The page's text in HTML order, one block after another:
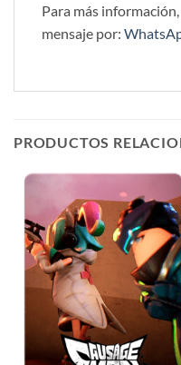
Para más
mensaje por:
PRODUCTOS